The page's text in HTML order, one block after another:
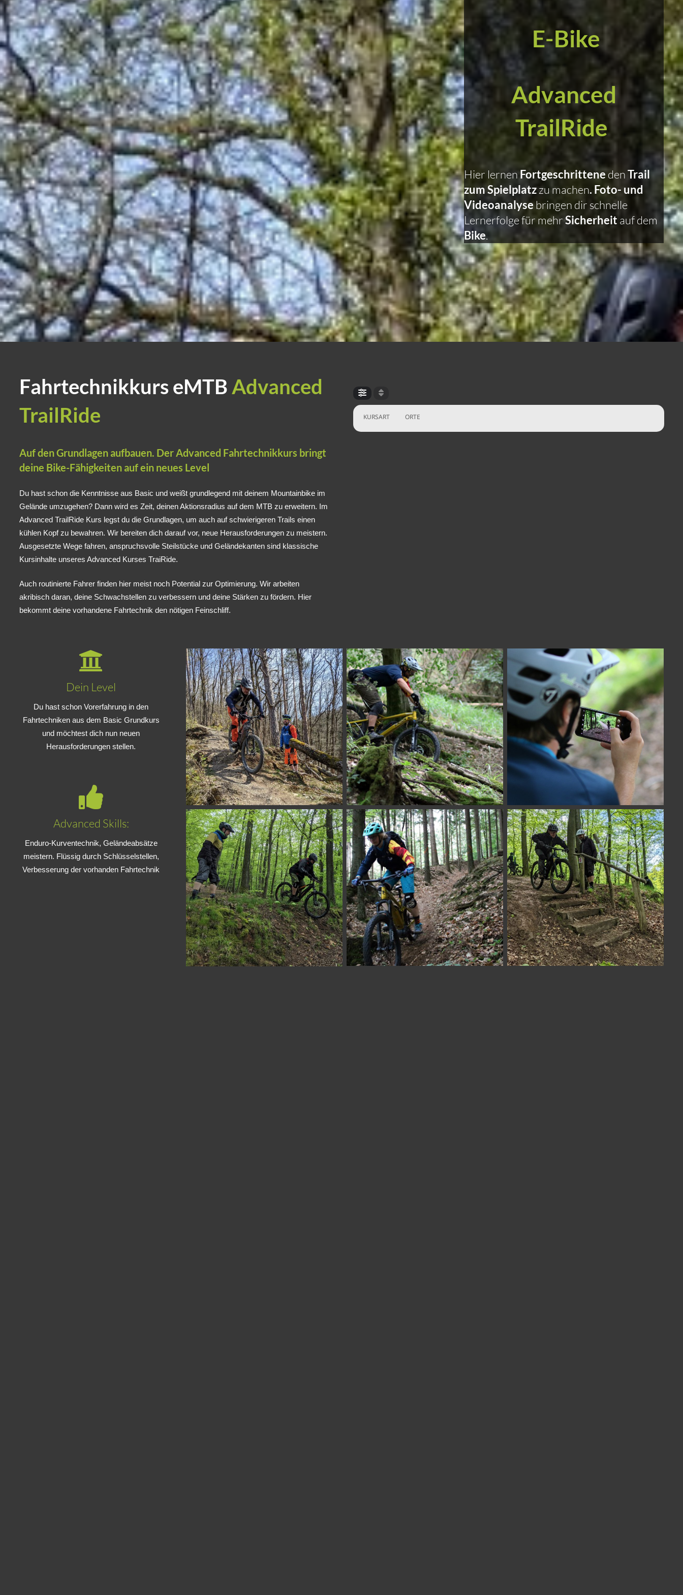
E-Bike
Advanced
TrailRide
Hier lernenFortgeschrittenedenTrail
zum Spielplatzzu machen. Foto- und
Videoanalysebringen dir schnelle
Lernerfolge für mehrSicherheit auf dem
Bike.
Fahrtechnikkurs eMTBAdvanced
TrailRide
Auf den Grundlagen aufbauen. Der Advanced Fahrtechnikkurs bringt
deine Bike-Fähigkeiten auf ein neues Level
Du hast schon die Kenntnisse aus Basic und weißt grundlegend mit deinem Mountainbike im
Gelände umzugehen? Dann wird es Zeit, deinen Aktionsradius auf dem MTB zu erweitern. Im
Advanced TrailRide Kurs legst du die Grundlagen, um auch auf schwierigeren Trails einen
kühlen Kopf zu bewahren. Wir bereiten dich darauf vor, neue Herausforderungen zu meistern.
Ausgesetzte Wege fahren, anspruchsvolle Steilstücke und Geländekanten sind klassische
Kursinhalte unseres Advanced Kurses TraiRide.
Auch routinierte Fahrer finden hier meist noch Potential zur Optimierung. Wir arbeiten
akribisch daran, deine Schwachstellen zu verbessern und deine Stärken zu fördern. Hier
bekommt deine vorhandene Fahrtechnik den nötigen Feinschliff.
KURSART ORTE
Dein Level
Du hast schon Vorerfahrung in den
Fahrtechniken aus dem Basic Grundkurs
und möchtest dich nun neuen
Herausforderungen stellen.
Advanced Skills:
Enduro-Kurventechnik, Geländeabsätze
meistern. Flüssig durch Schlüsselstellen,
Verbesserung der vorhanden Fahrtechnik